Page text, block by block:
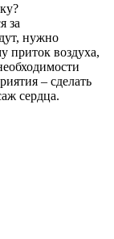
за
нужно
приток воздуха,
– сделать
сердца.